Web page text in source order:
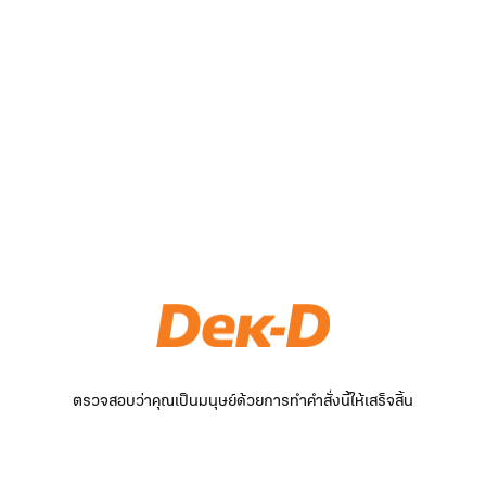
ตรวจสอบว่าคุณเป็นมนุษย์ด้วยการทำคำสั่งนี้ให้เสร็จสิ้น